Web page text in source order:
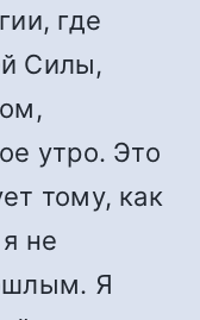
где
Силы,
утро. Это
тому, как
не
Я